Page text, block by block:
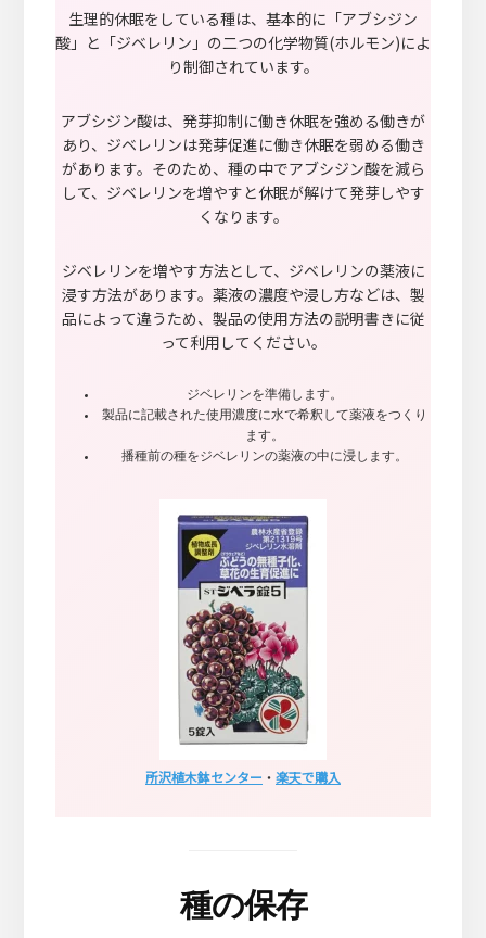
生理的休眠をしている種は、基本的に「アブシジン
酸」と「ジベレリン」の二つの化学物質(ホルモン)によ
り制御されています。
アブシジン酸は、発芽抑制に働き休眠を強める働きが
あり、ジベレリンは発芽促進に働き休眠を弱める働き
があります。そのため、種の中でアブシジン酸を減ら
して、ジベレリンを増やすと休眠が解けて発芽しやす
くなります。
ジベレリンを増やす方法として、ジベレリンの薬液に
浸す方法があります。薬液の濃度や浸し方などは、製
品によって違うため、製品の使用方法の説明書きに従
って利用してください。
ジベレリンを準備します。
製品に記載された使用濃度に水で希釈して薬液をつくり
ます。
播種前の種をジベレリンの薬液の中に浸します。
所沢植木鉢センター ・ 楽天で購入
種の保存